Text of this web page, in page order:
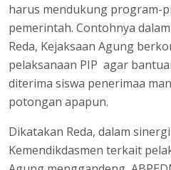
harus mendukung program-
pemerintah. Contohnya
Reda, Kejaksaan Agung
pelaksanaan PIP agar
diterima siswa penerimaa
potongan apapun.
Dikatakan Reda, dalam
Kemendikdasmen terkait